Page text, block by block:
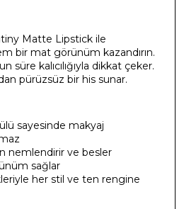
Matte Lipstick ile
bir mat görünüm kazandırın.
süre kalıcılığıyla dikkat çeker.
pürüzsüz bir his sunar.
sayesinde makyaj
nemlendirir ve besler
sağlar
her stil ve ten rengine